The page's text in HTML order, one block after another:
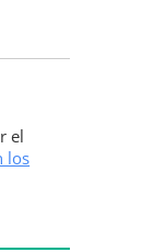
el
los